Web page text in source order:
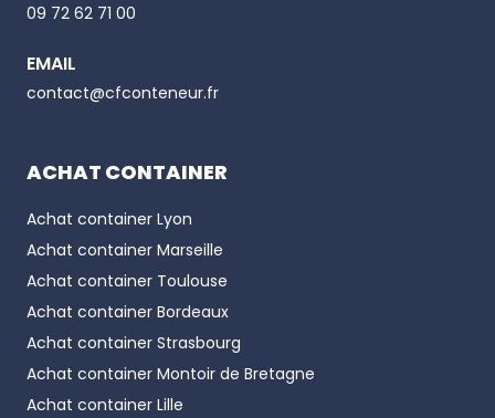
Email
09 72 62 71 00
EMAIL
Phone number
contact@cfconteneur.fr
ACHAT CONTAINER
Achat container Lyon
Achat container Marseille
Achat container Toulouse
Achat container Bordeaux
Achat container Strasbourg
Achat container Montoir de Bretagne
Achat container Lille